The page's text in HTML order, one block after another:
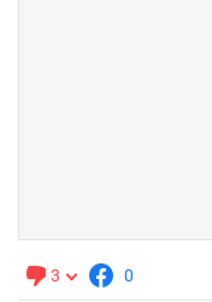
3 0